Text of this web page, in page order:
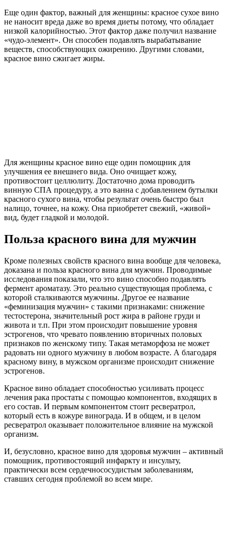
Еще один фактор, важный для женщины: красное сухое вино
не наносит вреда даже во время диеты потому, что обладает
низкой калорийностью. Этот фактор даже получил название
«чудо-элемент». Он способен подавлять вырабатывание
веществ, способствующих ожирению. Другими словами,
красное вино сжигает жиры.
Для женщины красное вино еще один помощник для
улучшения ее внешнего вида. Оно очищает кожу,
противостоит целлюлиту. Достаточно дома проводить
винную СПА процедуру, а это ванна с добавлением бутылки
красного сухого вина, чтобы результат очень быстро был
налицо, точнее, на кожу. Она приобретет свежий, «живой»
вид, будет гладкой и молодой.
Польза красного вина для мужчин
Кроме полезных свойств красного вина вообще для человека,
доказана и польза красного вина для мужчин. Проводимые
исследования показали, что это вино способно подавлять
фермент ароматазу. Это реально существующая проблема, с
которой сталкиваются мужчины. Другое ее название
«феминизация мужчин» с такими признаками: снижение
тестостерона, значительный рост жира в районе груди и
живота и т.п. При этом происходит повышение уровня
эстрогенов, что чревато появлению вторичных половых
признаков по женскому типу. Такая метаморфоза не может
радовать ни одного мужчину в любом возрасте. А благодаря
красному вину, в мужском организме происходит снижение
эстрогенов.
Красное вино обладает способностью усиливать процесс
лечения рака простаты с помощью компонентов, входящих в
его состав. И первым компонентом стоит ресвератрол,
который есть в кожуре винограда. И в общем, и в целом
ресвератрол оказывает положительное влияние на мужской
организм.
И, безусловно, красное вино для здоровья мужчин – активный
помощник, противостоящий инфаркту и инсульту,
практически всем сердечнососудистым заболеваниям,
ставших сегодня проблемой во всем мире.